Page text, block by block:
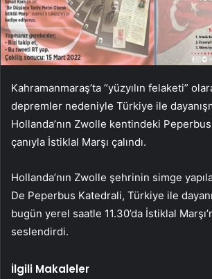
Kahramanmaraş’ta “yüzyılın felaketi”
depremler nedeniyle Türkiye ile
Hollanda’nın Zwolle kentindeki
çanıyla İstiklal Marşı çalındı.
Hollanda’nın Zwolle şehrinin simge
De Peperbus Katedrali, Türkiye ile
bugün yerel saatle 11.30’da İstiklal
seslendirdi.
İlgili Makaleler